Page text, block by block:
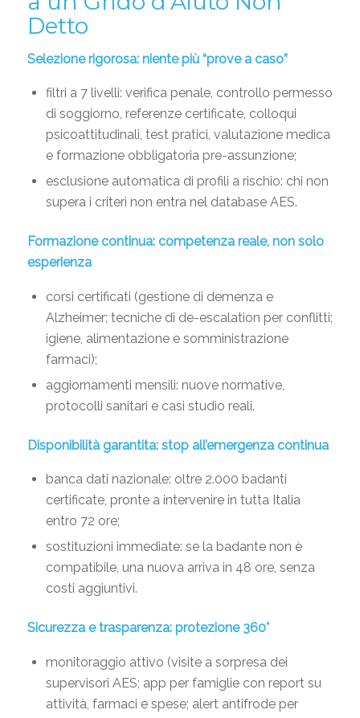
Detto
Selezione rigorosa: niente più “prove a caso”
filtri a 7 livelli: verifica penale, controllo permesso
di soggiorno, referenze certificate, colloqui
psicoattitudinali, test pratici, valutazione medica
e formazione obbligatoria pre-assunzione;
esclusione automatica di profili a rischio: chi non
supera i criteri non entra nel database AES.
Formazione continua: competenza reale, non solo
esperienza
corsi certificati (gestione di demenza e
Alzheimer; tecniche di de-escalation per conflitti;
igiene, alimentazione e somministrazione
farmaci);
aggiornamenti mensili: nuove normative,
protocolli sanitari e casi studio reali.
Disponibilità garantita: stop all’emergenza continua
banca dati nazionale: oltre 2.000 badanti
certificate, pronte a intervenire in tutta Italia
entro 72 ore;
sostituzioni immediate: se la badante non è
compatibile, una nuova arriva in 48 ore, senza
costi aggiuntivi.
Sicurezza e trasparenza: protezione 360°
monitoraggio attivo (visite a sorpresa dei
supervisori AES; app per famiglie con report su
attività, farmaci e spese; alert antifrode per